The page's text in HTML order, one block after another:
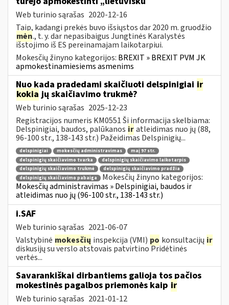
Web turinio sąrašas 2020-12-16
Taip, kadangi prekės buvo išsiųstos dar 2020 m. gruodžio
mėn., t. y. dar nepasibaigus Jungtinės Karalystės
išstojimo iš ES pereinamajam laikotarpiui.
Mokesčių žinyno kategorijos: BREXIT » BREXIT PVM JK
apmokestinamiesiems asmenims
Nuo kada pradedami skaičiuoti delspinigiai ir
kokia jų skaičiavimo trukmė?
Web turinio sąrašas 2025-12-23
Registracijos numeris KM0551 Ši informacija skelbiama:
Delspinigiai, baudos, palūkanos iratleidimas nuo jų (88,
96-100 str., 138-143 str.) Pažeidimas Delspinigių...
delspinigiai mokesčių administravimas
maį 97 str.
delspinigių skaičiavimo tvarka
delspinigių skaičiavimo laikotarpis
delspinigių skaičiavimo trukmė
delspinigių skaičiavimo pradžia
delspinigių skaičiavimo pabaiga
Mokesčių žinyno kategorijos:
Mokesčių administravimas » Delspinigiai, baudos ir
atleidimas nuo jų (96-100 str., 138-143 str.)
i.SAF
Web turinio sąrašas 2021-06-07
Valstybinė mokesčių inspekcija (VMI) po konsultacijų ir
diskusijų su verslo atstovais patvirtino Pridėtinės
vertės...
Savarankiškai dirbantiems galioja tos pačios
mokestinės pagalbos priemonės kaip ir
Web turinio sąrašas 2021-01-12